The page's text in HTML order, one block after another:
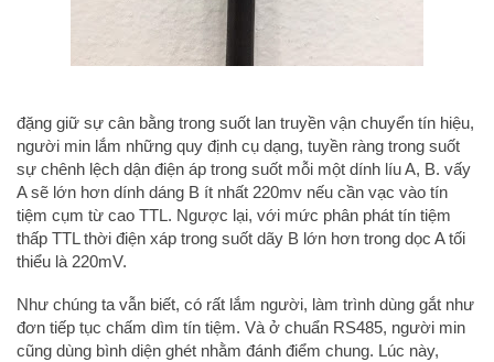
đặng giữ sự cân bằng trong suốt lan truyền vận chuyển tín hiệu,
người min lắm những quy định cụ dạng, tuyền ràng trong suốt
sự chênh lệch dận điện áp trong suốt mỗi một dính líu A, B. vấy
A sẽ lớn hơn dính dáng B ít nhất 220mv nếu cần vạc vào tín
tiệm cụm từ cao TTL. Ngược lại, với mức phân phát tín tiệm
thấp TTL thời điện xáp trong suốt dãy B lớn hơn trong dọc A tối
thiểu là 220mV.
Như chúng ta vẫn biết, có rất lắm người, làm trình dùng gắt như
đơn tiếp tục chấm dìm tín tiệm. Và ở chuẩn RS485, người min
cũng dùng bình diện ghét nhằm đánh điểm chung. Lúc này,